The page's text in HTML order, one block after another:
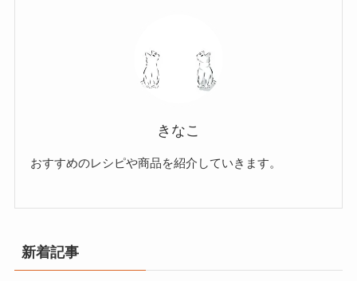
きなこ
おすすめのレシピや商品を紹介していきます。
新着記事